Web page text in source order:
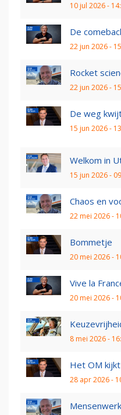
10 jul 2026 -
De
22 jun 2026 -
Rocket
22 jun 2026 -
De weg
15 jun 2026 -
Welkom in
15 jun 2026 -
Chaos en
22 mei 2026 -
Bommetje
20 mei 2026 -
Vive la
20 mei 2026 -
8 mei 2026 -
Het OM
28 apr 2026 -
Mensenwerk